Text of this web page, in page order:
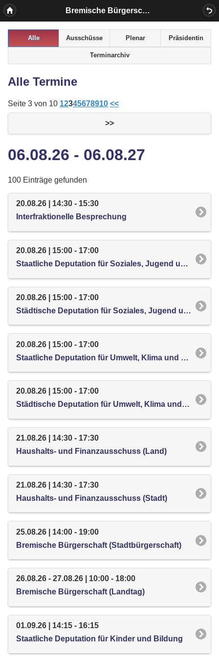
Bremische Bürgerschaft
Alle Ausschüsse Plenar Präsidentin
Terminarchiv
Alle Termine
Seite 3 von 10 12345678910 <<
>>
06.08.26 - 06.08.27
100 Einträge gefunden
20.08.26 | 14:30 - 15:30
Interfraktionelle Besprechung
20.08.26 | 15:00 - 17:00
Staatliche Deputation für Soziales, Jugend und Integration
20.08.26 | 15:00 - 17:00
Städtische Deputation für Soziales, Jugend und Integration
20.08.26 | 15:00 - 17:00
Staatliche Deputation für Umwelt, Klima und Landwirtschaft
20.08.26 | 15:00 - 17:00
Städtische Deputation für Umwelt, Klima und Landwirtschaft
21.08.26 | 14:30 - 17:30
Haushalts- und Finanzausschuss (Land)
21.08.26 | 14:30 - 17:30
Haushalts- und Finanzausschuss (Stadt)
25.08.26 | 14:00 - 19:00
Bremische Bürgerschaft (Stadtbürgerschaft)
26.08.26 - 27.08.26 | 10:00 - 18:00
Bremische Bürgerschaft (Landtag)
01.09.26 | 14:15 - 16:15
Staatliche Deputation für Kinder und Bildung